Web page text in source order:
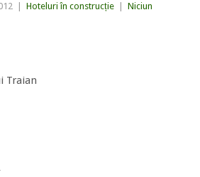
Hoteluri în construcție
Niciun
Traian